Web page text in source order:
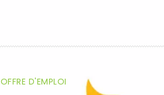
OFFRE D'EMPLOI